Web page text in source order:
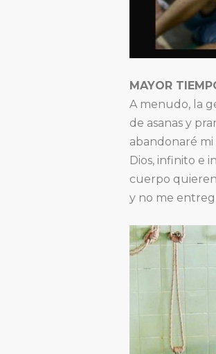
MAYOR
A menudo, la
de asanas y
abandonaré mi
Dios, infinito e
cuerpo
y no me